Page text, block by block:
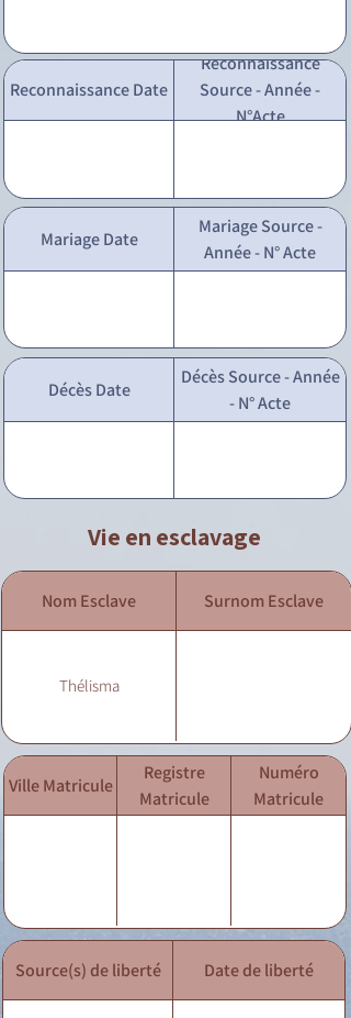
Reconnaissance Date
Reconnaissance
Source - Année -
N°Acte
Mariage Date
Mariage Source -
Année - N° Acte
Décès Date
Décès Source - Année
- N° Acte
Vie en esclavage
Nom Esclave Surnom Esclave
Thélisma
Ville Matricule
Registre
Matricule
Numéro
Matricule
Source(s) de liberté Date de liberté